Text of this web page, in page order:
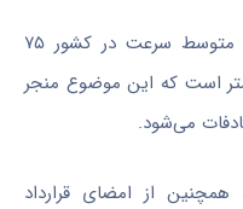
وی با اشاره به آمار تصادفات افزود: متوسط سرعت در کشور ۷۵
در خراسان جنوبی ۸۸ کیلومتر است که این موضوع منجر
می‌شود.
از امضای قرارداد